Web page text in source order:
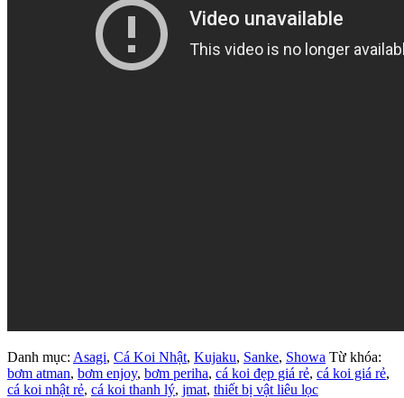
Danh mục: Asagi, Cá Koi Nhật, Kujaku, Sanke, Showa Từ khóa:
bơm atman, bơm enjoy, bơm periha, cá koi đẹp giá rẻ, cá koi giá rẻ,
cá koi nhật rẻ, cá koi thanh lý, jmat, thiết bị vật liêu lọc